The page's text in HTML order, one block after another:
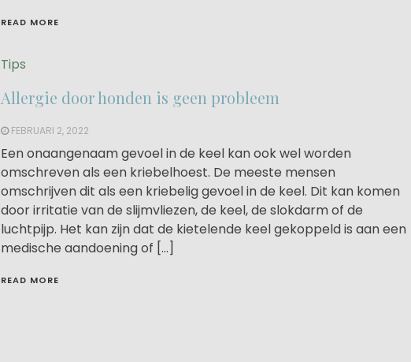
READ MORE
Tips
Allergie door honden is geen probleem
FEBRUARI 2, 2022
Een onaangenaam gevoel in de keel kan ook wel worden
omschreven als een kriebelhoest. De meeste mensen
omschrijven dit als een kriebelig gevoel in de keel. Dit kan komen
door irritatie van de slijmvliezen, de keel, de slokdarm of de
luchtpijp. Het kan zijn dat de kietelende keel gekoppeld is aan een
medische aandoening of […]
READ MORE